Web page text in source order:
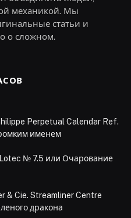
механикой. Мы
статьи и
о сложном.
Perpetual Calendar Ref.
именем
№ 7.5 или Очарование
& Cie. Streamliner Centre
дракона